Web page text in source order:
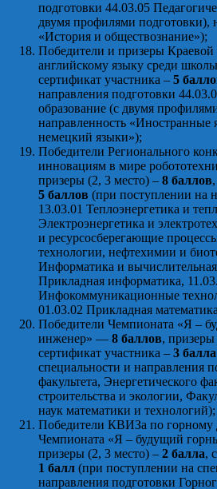
подготовки 44.03.05
двумя профилями подготовки),
«История и обществознание»);
Победители и призеры
английскому языку среди
сертификат участника – 5
направления подготовки
образование (с двумя
направленность «Иностранные
немецкий языки»);
Победители Регионального
инновациям в мире
призеры (2, 3 место) – 8 баллов
5 баллов (при поступлении на
13.03.01 Теплоэнергетика и
Электроэнергетика и
и ресурсосберегающие
технологии, нефтехимии и
Информатика и
Прикладная информатика,
Инфокоммуникационные
01.03.02 Прикладная
Победители Чемпионата «Я –
инженер» — 8 баллов,
сертификат участника – 3 балла
специальности и направления
факультета, Энергетического
строительства и экологии,
наук математики и технологий);
Победители КВИЗа по горному
Чемпионата «Я – будущий
призеры (2, 3 место) – 2 балла,
1 балл (при поступлении на
направления подготовки